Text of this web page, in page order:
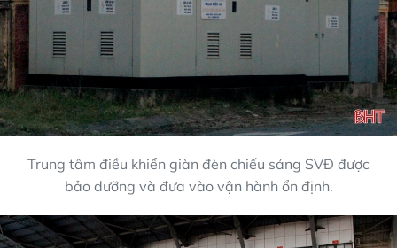
Trung tâm điều khiển giàn đèn chiếu sáng SVĐ được
bảo dưỡng và đưa vào vận hành ổn định.